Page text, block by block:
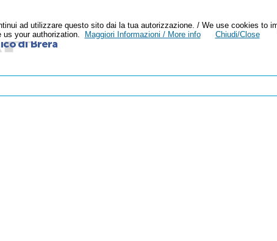
ad utilizzare questo sito dai la tua autorizzazione. / We use cookies to
your authorization.
Maggiori Informazioni / More info Chiudi/Close